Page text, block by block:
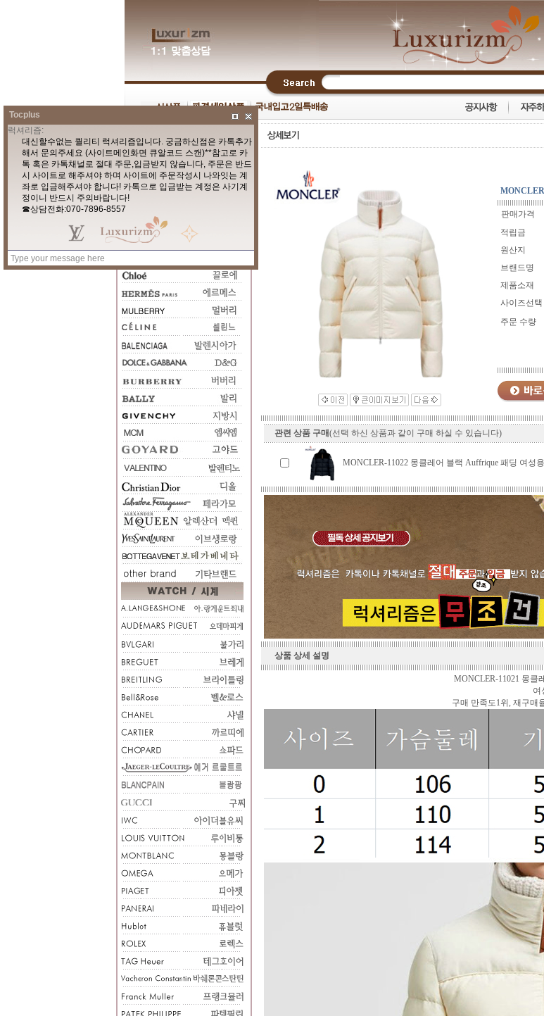
판매가격
적립금
원산지
브랜드명
제품소재
사이즈선택
주문 수량
관련 상품 구매(선택 하신 상품과 같이 구매 하실 수 있습니다)
MONCLER-11022 몽클레어 블랙 Auffrique 패딩 여성용
상품 상세 설명
MONCLER-11021 몽클
여
구매 만족도1위, 재구매
Tocplus